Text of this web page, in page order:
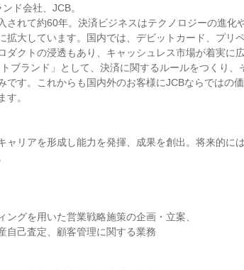
ド会社、JCB。
されて約60年。決済ビジネスはテクノロジーの進化
拡大しています。国内では、デビットカード、プリ
ダクトの浸透もあり、キャッシュレス市場が着実に
ブランド」として、決済に関するルールをつくり、
です。これからも国内外のお客様にJCBならではの
す。
ャリアを形成し能力を発揮、成果を創出。将来的に
グを用いた営業戦略施策の企画・立案、
自己査定、顧客管理に関する業務